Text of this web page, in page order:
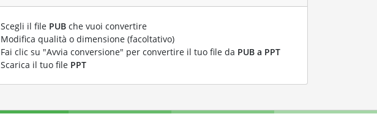
Scegli il file PUB che vuoi convertire
Modifica qualità o dimensione (facoltativo)
Fai clic su "Avvia conversione" per convertire il tuo file da PUB a PPT
Scarica il tuo file PPT